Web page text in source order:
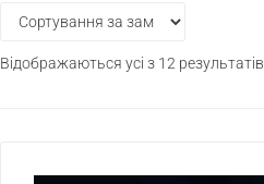
Відображаються усі з 12 результатів